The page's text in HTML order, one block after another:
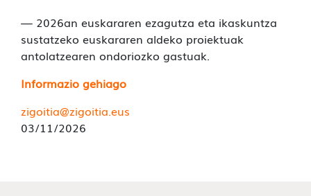
— 2026an euskararen ezagutza eta ikaskuntza
sustatzeko euskararen aldeko proiektuak
antolatzearen ondoriozko gastuak.
Informazio gehiago
zigoitia@zigoitia.eus
03/11/2026